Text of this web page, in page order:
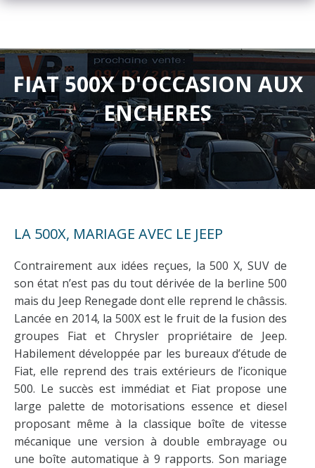
FIAT 500X D'OCCASION AUX
ENCHERES
LA 500X, MARIAGE AVEC LE JEEP
Contrairement aux idées reçues, la 500 X, SUV de
son état n’est pas du tout dérivée de la berline 500
mais du Jeep Renegade dont elle reprend le châssis.
Lancée en 2014, la 500X est le fruit de la fusion des
groupes Fiat et Chrysler propriétaire de Jeep.
Habilement développée par les bureaux d’étude de
Fiat, elle reprend des trais extérieurs de l’iconique
500. Le succès est immédiat et Fiat propose une
large palette de motorisations essence et diesel
proposant même à la classique boîte de vitesse
mécanique une version à double embrayage ou
une boîte automatique à 9 rapports. Son mariage